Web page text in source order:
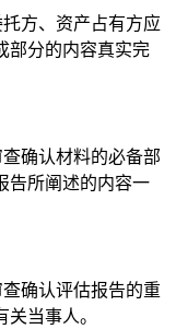
方、资产占有方应
部分的内容真实完
确认材料的必备部
告所阐述的内容一
确认评估报告的重
当事人。